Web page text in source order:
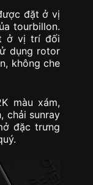
đặt ở vị
tourbillon.
ở vị trí đối
dụng rotor
không che
màu xám,
chải sunray
đặc trưng